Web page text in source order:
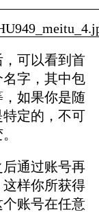
可以看到首
字，其中包
如果你是随
定的，不可
通过账号再
样你所获得
账号在任意